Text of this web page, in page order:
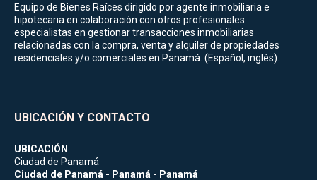
Equipo de Bienes Raíces dirigido por agente inmobiliaria e
hipotecaria en colaboración con otros profesionales
especialistas en gestionar transacciones inmobiliarias
relacionadas con la compra, venta y alquiler de propiedades
residenciales y/o comerciales en Panamá. (Español, inglés).
UBICACIÓN Y CONTACTO
UBICACIÓN
Ciudad de Panamá
Ciudad de Panamá - Panamá - Panamá